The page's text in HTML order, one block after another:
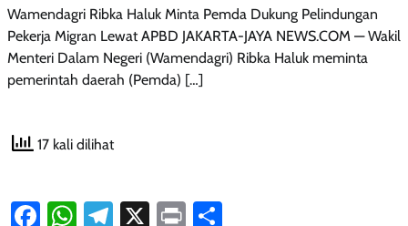
Wamendagri Ribka Haluk Minta Pemda Dukung Pelindungan
Pekerja Migran Lewat APBD JAKARTA-JAYA NEWS.COM — Wakil
Menteri Dalam Negeri (Wamendagri) Ribka Haluk meminta
pemerintah daerah (Pemda) […]
17 kali dilihat
Facebook
WhatsApp
Telegram
X Print